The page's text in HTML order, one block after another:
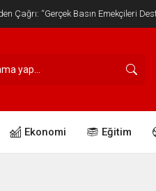
Çağrı: “Gerçek Basın Emekçileri
Ekonomi Eğitim